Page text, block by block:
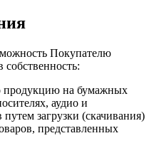
Покупателю
собственность:
на бумажных
аудио и
загрузки (скачивания)
представленных